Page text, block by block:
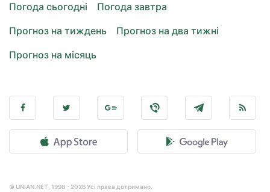
Погода сьогодні
Погода завтра
Прогноз на тиждень
Прогноз на два тижні
Прогноз на місяць
© UNIAN.NET, 1998 - 2026 Усі права дотримано.